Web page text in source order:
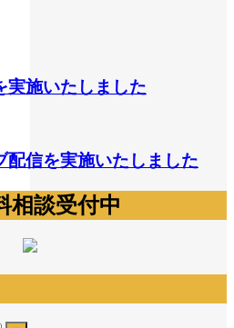
実施いたしました
配信を実施いたしました
相談受付中